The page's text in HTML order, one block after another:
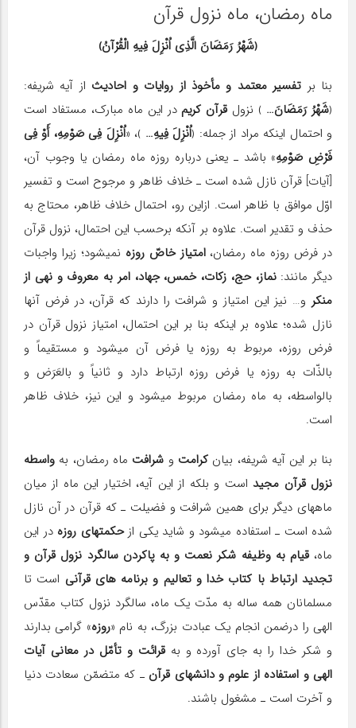
ماه رمضان، ماه نزول قرآن
﴿شَهْرُ رَمَضَانَ الَّذِی اُنْزِلَ فِیهِ الْقُرْآنُ﴾
بنا بر تفسیر معتمد و مأخوذ از روایات و احادیث از آیه شریفه:
﴿شَهْرُ رَمَضَانَ… ﴾ نزول قرآن کریمدر این ماه مبارک، مستفاد است
و احتمال اینکه مراد از جمله: ﴿اُنْزِلَ فِیهِ… ﴾، «اُنْزِلَ فِی صَوْمِهِ، أَوْ فِی
فَرْضِ صَوْمِهِ» باشد ـ یعنی درباره روزه ماه رمضان یا وجوب آن،
[آیات] قرآن نازل شده است ـ خلاف ظاهر و مرجوح است و تفسیر
اوّل موافق با ظاهر است. ازاین رو، احتمال خلاف ظاهر، محتاج به
حذف و تقدیر است. علاوه بر آنکه برحسب این احتمال، نزول قرآن
در فرض روزه ماه رمضان،امتیاز خاصّ روزه
نمی‎شود؛ زیرا واجبات
دیگر مانند:نماز، حج، زکات، خمس، جهاد، امر به معروف و نهی از
منکر و… نیز این امتیاز و شرافت را دارند که قرآن، در فرض آنها
نازل شده؛ علاوه بر اینکه بنا بر این احتمال، امتیاز نزول قرآن در
فرض روزه، مربوط به روزه یا فرض آن می‎شود و مستقیماً و
بالذّات به روزه یا فرض روزه ارتباط دارد و ثانیاً و بالعَرَض و
بالواسطه، به ماه رمضان مربوط می‎شود و این نیز، خلاف ظاهر
است.
بنا بر این آیه شریفه، بیان کرامت و شرافت ماه رمضان، به واسطه
نزول قرآن مجیداست و بلکه از این آیه، اختیار این ماه از میان
ماه‎های دیگر برای همین شرافت و فضیلت ـ ‎که قرآن در آن نازل
شده است‎ ـ استفاده می‎شود و شاید یکی از
حکمت‎های روزه
در این
ماه،قیام به وظیفه شکر نعمت و به پاکردن سالگرد نزول قرآن و
تجدید ارتباط با کتاب خدا و تعالیم و برنامه های قرآنی است تا
مسلمانان همه ساله به مدّت یک ماه، سالگرد نزول کتاب مقدّس
الهی را درضمن انجام یک عبادت بزرگ، به نام «روزه» گرامی بدارند
و شکر خدا را به جای آورده و بهقرائت و تأمّل در معانی آیات
الهی و استفاده از علوم و دانش‎های قرآن
ـ ‎که متضمّن سعادت دنیا
و آخرت است‎ ـ مشغول باشند.